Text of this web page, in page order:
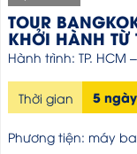
TOUR
KHỞI HÀNH TỪ
Hành trình: TP. HCM –
Thời gian 5
Phương tiện: máy